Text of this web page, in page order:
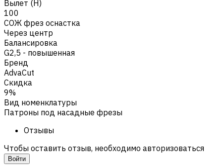
Вылет (H)
100
СОЖ фрез оснастка
Через центр
Балансировка
G2,5 - повышенная
Бренд
AdvaCut
Скидка
9%
Вид номенклатуры
Патроны под насадные фрезы
Отзывы
Чтобы оставить отзыв, необходимо авторизоваться
Войти